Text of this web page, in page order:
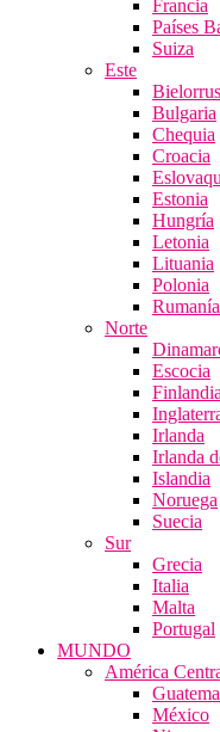
Francia
Países
Suiza
Este
Bulgaria
Chequia
Croacia
Estonia
Hungría
Letonia
Lituania
Polonia
Rumanía
Norte
Escocia
Finlandia
Irlanda
Irlanda
Islandia
Noruega
Suecia
Sur
Grecia
Italia
Malta
Portugal
MUNDO
América
México